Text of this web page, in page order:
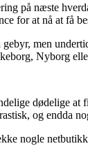
på næste
for at nå at få
men
Nyborg
dødelige at
og endda
nogle